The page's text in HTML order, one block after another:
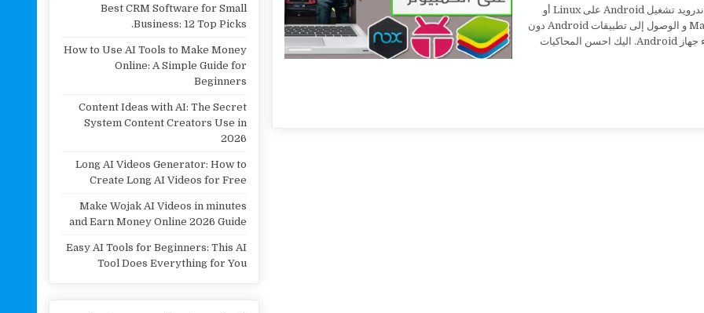
يتيح لك محاكي أندرويد تشغيل Android على Linux أو
Windows أو Mac و الوصول إلى تطبيقات Android دون
الحاجة إلى شراء جهاز Android. اليك احسن المحاكيات
Best CRM Software for Small
Business: 12 Top Picks.
How to Use AI Tools to Make Money
Online: A Simple Guide for
Beginners
Content Ideas with AI: The Secret
System Content Creators Use in
2026
Long AI Videos Generator: How to
Create Long AI Videos for Free
Make Wojak AI Videos in minutes
and Earn Money Online 2026 Guide
Easy AI Tools for Beginners: This AI
Tool Does Everything for You